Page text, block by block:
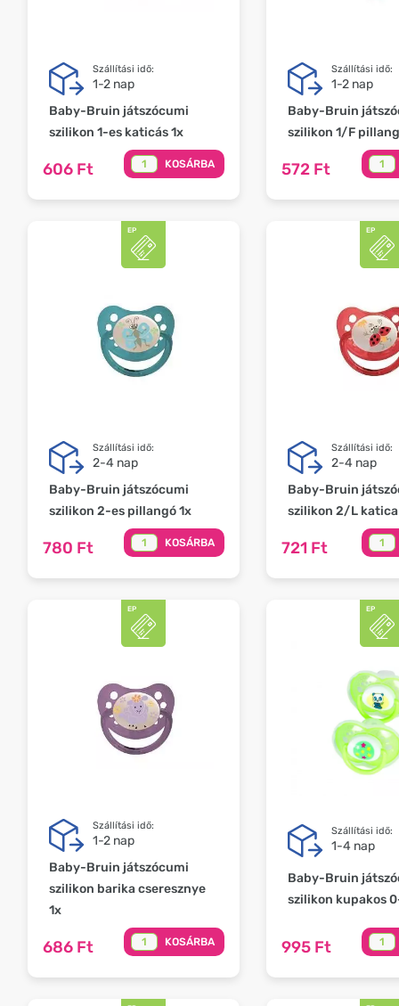
Szállítási idő:
1-2 nap
Baby-Bruin játszócumi
szilikon 1-es katicás 1x
606 Ft KOSÁRBA
Szállítási idő:
1-2 nap
Baby-Bruin
szilikon 1/F
572 Ft
Szállítási idő:
2-4 nap
Baby-Bruin játszócumi
szilikon 2-es pillangó 1x
780 Ft KOSÁRBA
Szállítási idő:
2-4 nap
Baby-Bruin
szilikon 2/L katica
721 Ft
Szállítási idő:
1-2 nap
Baby-Bruin játszócumi
szilikon barika cseresznye
1x
686 Ft KOSÁRBA
Szállítási idő:
1-4 nap
Baby-Bruin
szilikon kupakos
995 Ft